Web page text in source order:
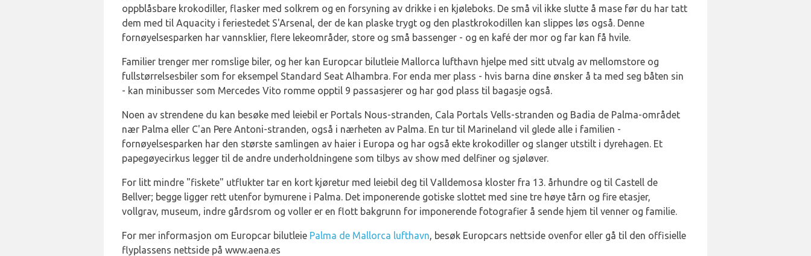
oppblåsbare krokodiller, flasker med solkrem og en forsyning av drikke i en kjøleboks. De små vil ikke slutte å mase før du har tatt
dem med til Aquacity i feriestedet S'Arsenal, der de kan plaske trygt og den plastkrokodillen kan slippes løs også. Denne
fornøyelsesparken har vannsklier, flere lekeområder, store og små bassenger - og en kafé der mor og far kan få hvile.
Familier trenger mer romslige biler, og her kan Europcar bilutleie Mallorca lufthavn hjelpe med sitt utvalg av mellomstore og
fullstørrelsesbiler som for eksempel Standard Seat Alhambra. For enda mer plass - hvis barna dine ønsker å ta med seg båten sin
- kan minibusser som Mercedes Vito romme opptil 9 passasjerer og har god plass til bagasje også.
Noen av strendene du kan besøke med leiebil er Portals Nous-stranden, Cala Portals Vells-stranden og Badia de Palma-området
nær Palma eller C'an Pere Antoni-stranden, også i nærheten av Palma. En tur til Marineland vil glede alle i familien -
fornøyelsesparken har den største samlingen av haier i Europa og har også ekte krokodiller og slanger utstilt i dyrehagen. Et
papegøyecirkus legger til de andre underholdningene som tilbys av show med delfiner og sjøløver.
For litt mindre "fiskete" utflukter tar en kort kjøretur med leiebil deg til Valldemosa kloster fra 13. århundre og til Castell de
Bellver; begge ligger rett utenfor bymurene i Palma. Det imponerende gotiske slottet med sine tre høye tårn og fire etasjer,
vollgrav, museum, indre gårdsrom og voller er en flott bakgrunn for imponerende fotografier å sende hjem til venner og familie.
For mer informasjon om Europcar bilutleie Palma de Mallorca lufthavn, besøk Europcars nettside ovenfor eller gå til den offisielle
flyplassens nettside på www.aena.es